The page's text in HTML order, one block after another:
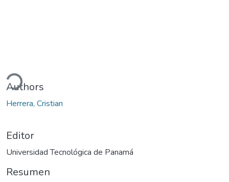
Cargando...
Authors
Herrera, Cristian
Editor
Universidad Tecnológica de Panamá
Resumen